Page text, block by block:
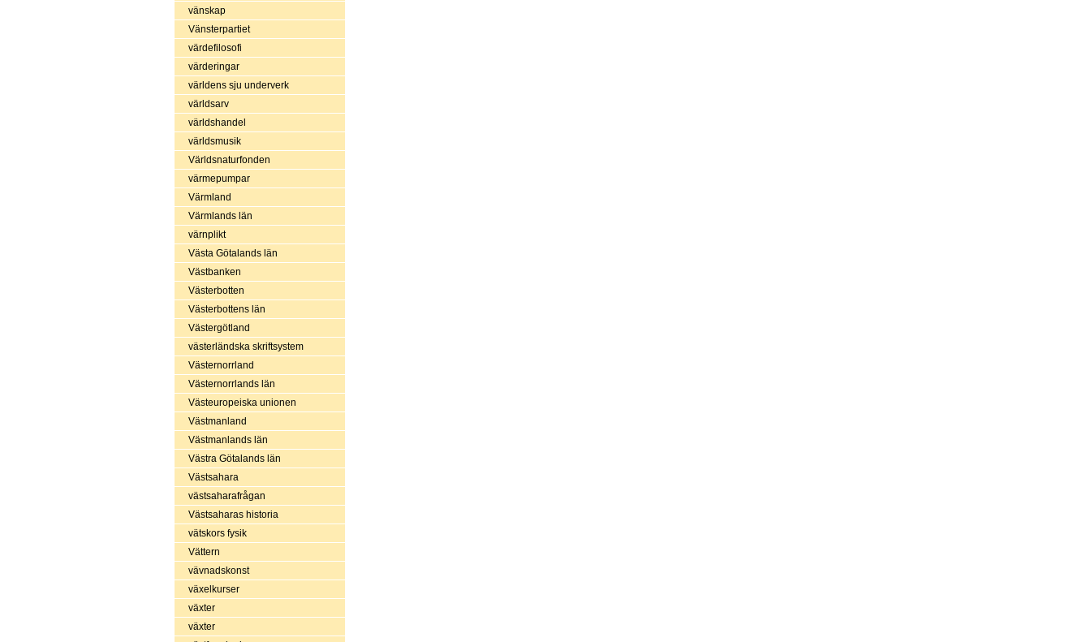
vänskap
Vänsterpartiet
värdefilosofi
värderingar
världens sju underverk
världsarv
världshandel
världsmusik
Världsnaturfonden
värmepumpar
Värmland
Värmlands län
värnplikt
Västa Götalands län
Västbanken
Västerbotten
Västerbottens län
Västergötland
västerländska skriftsystem
Västernorrland
Västernorrlands län
Västeuropeiska unionen
Västmanland
Västmanlands län
Västra Götalands län
Västsahara
västsaharafrågan
Västsaharas historia
vätskors fysik
Vättern
vävnadskonst
växelkurser
växter
växter